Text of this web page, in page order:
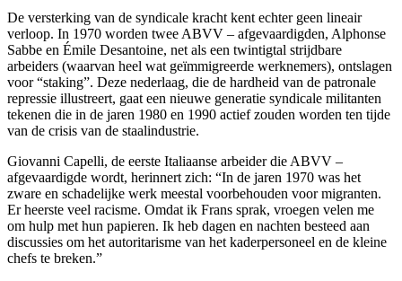
De versterking van de syndicale kracht kent echter geen lineair
verloop. In 1970 worden twee ABVV – afgevaardigden, Alphonse
Sabbe en Émile Desantoine, net als een twintigtal strijdbare
arbeiders (waarvan heel wat geïmmigreerde werknemers), ontslagen
voor “staking”. Deze nederlaag, die de hardheid van de patronale
repressie illustreert, gaat een nieuwe generatie syndicale militanten
tekenen die in de jaren 1980 en 1990 actief zouden worden ten tijde
van de crisis van de staalindustrie.
Giovanni Capelli, de eerste Italiaanse arbeider die ABVV –
afgevaardigde wordt, herinnert zich: “In de jaren 1970 was het
zware en schadelijke werk meestal voorbehouden voor migranten.
Er heerste veel racisme. Omdat ik Frans sprak, vroegen velen me
om hulp met hun papieren. Ik heb dagen en nachten besteed aan
discussies om het autoritarisme van het kaderpersoneel en de kleine
chefs te breken.”